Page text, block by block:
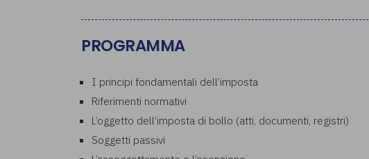
PROGRAMMA
I principi fondamentali dell’imposta
Riferimenti normativi
L’oggetto dell’imposta di bollo (atti, documenti, registri)
Soggetti passivi